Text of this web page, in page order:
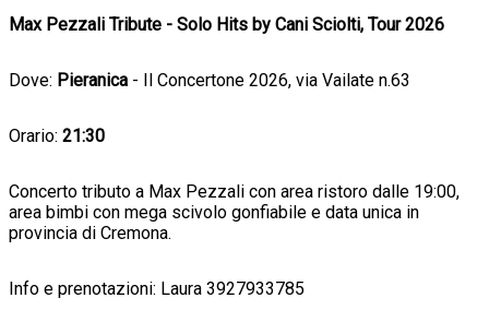
Max Pezzali Tribute - Solo Hits by Cani Sciolti, Tour 2026
Dove: Pieranica - Il Concertone 2026, via Vailate n.63
Orario: 21:30
Concerto tributo a Max Pezzali con area ristoro dalle 19:00,
area bimbi con mega scivolo gonfiabile e data unica in
provincia di Cremona.
Info e prenotazioni: Laura 3927933785